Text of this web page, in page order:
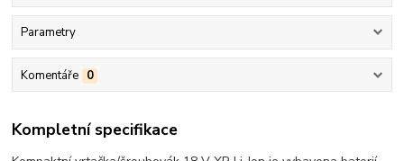
Parametry
Komentáře 0
Kompletní specifikace